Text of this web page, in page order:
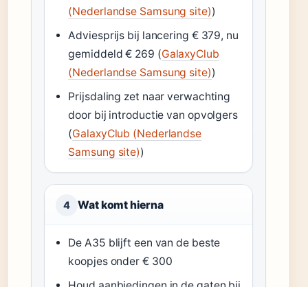
(Nederlandse Samsung site))
Adviesprijs bij lancering € 379, nu
gemiddeld € 269 (GalaxyClub
(Nederlandse Samsung site))
Prijsdaling zet naar verwachting
door bij introductie van opvolgers
(GalaxyClub (Nederlandse
Samsung site))
4 Wat komt hierna
De A35 blijft een van de beste
koopjes onder € 300